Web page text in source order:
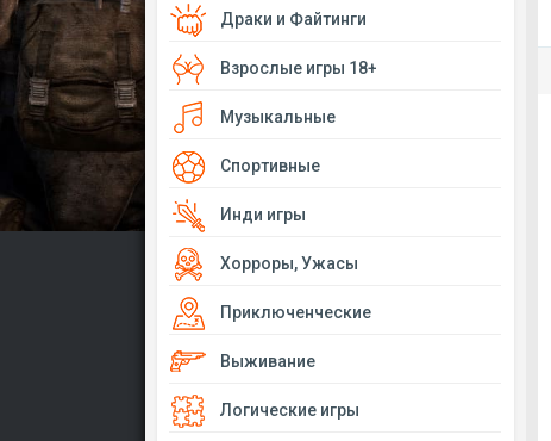
Драки и Файтинги
Взрослые игры 18+
Музыкальные
Спортивные
Инди игры
Хорроры, Ужасы
Приключенческие
Выживание
Логические игры